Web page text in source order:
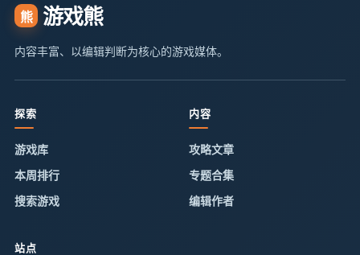
熊 游戏熊
内容丰富、以编辑判断为核心的游戏媒体。
探索
游戏库
本周排行
搜索游戏
内容
攻略文章
专题合集
编辑作者
站点